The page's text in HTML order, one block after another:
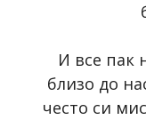
И все пак
близо до
често си